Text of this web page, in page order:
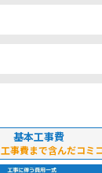
基本工事費
工事費まで含んだコミ